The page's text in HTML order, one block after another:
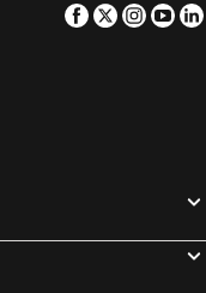
Búzios Convention
Copa Hotel
Facebook
Twitter